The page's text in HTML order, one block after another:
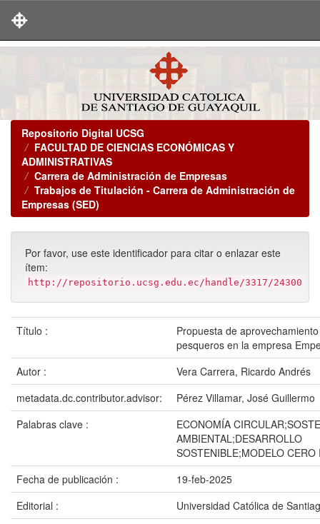
Repositorio Digital UCSG
FACULTAD DE CIENCIAS ECONÓMICAS Y
ADMINISTRATIVAS
Carrera de Administración de Empresas
Trabajos de Titulación - Carrera de Administración de
Empresas (SED)
Por favor, use este identificador para citar o enlazar este
ítem:
http://repositorio.ucsg.edu.ec/handle/3317/24300
Título :
Propuesta de
pesqueros en la empresa
Autor :
Vera Carrera, Ricardo Andrés
metadata.dc.contributor.advisor:
Pérez Villamar, José Guillermo
Palabras clave :
ECONOMÍA
AMBIENTAL;DESARROLLO
SOSTENIBLE;MODELO CERO
Fecha de publicación :
19-feb-2025
Editorial :
Universidad Católica de